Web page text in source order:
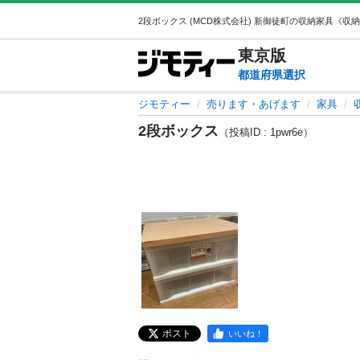
東京版
都道府県選択
ジモティー 売ります・あげます 家具
2段ボックス （投稿ID : 1pwr6e）
ポスト いいね！